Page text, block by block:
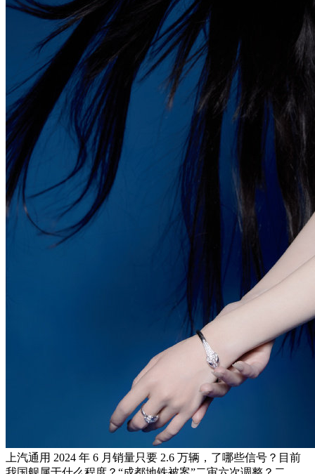
上汽通用 2024 年 6 月销量只要 2.6 万辆，了哪些信号？目前